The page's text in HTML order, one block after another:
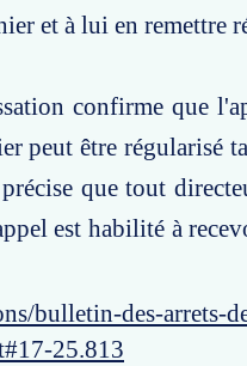
et à lui en remettre
confirme que
peut être régularisé
que tout
est habilité à
bulletin-des-arrets-
25.813